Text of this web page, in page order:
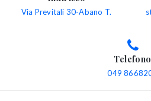
Via Previtali 30-Abano T.
Telefono
049